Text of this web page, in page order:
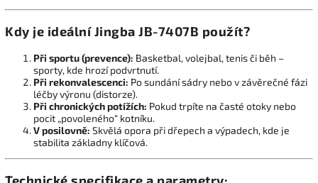
Kdy je ideální Jingba JB-7407B použít?
Při sportu (prevence): Basketbal, volejbal, tenis či běh –
sporty, kde hrozí podvrtnutí.
Při rekonvalescenci: Po sundání sádry nebo v závěrečné fázi
léčby výronu (distorze).
Při chronických potížích: Pokud trpíte na časté otoky nebo
pocit „povoleného“ kotníku.
V posilovně: Skvělá opora při dřepech a výpadech, kde je
stabilita základny klíčová.